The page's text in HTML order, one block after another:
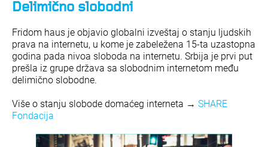
Delimično slobodni
Fridom haus je objavio globalni izveštaj o stanju ljudskih
prava na internetu, u kome je zabeležena 15-ta uzastopna
godina pada nivoa sloboda na internetu. Srbija je prvi put
prešla iz grupe država sa slobodnim internetom među
delimično slobodne.
Više o stanju slobode domaćeg interneta → SHARE
Fondacija